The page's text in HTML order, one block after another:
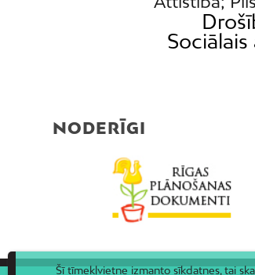
NODERĪGI
Šī tīmekļvietne izmanto sīkdatnes, tai